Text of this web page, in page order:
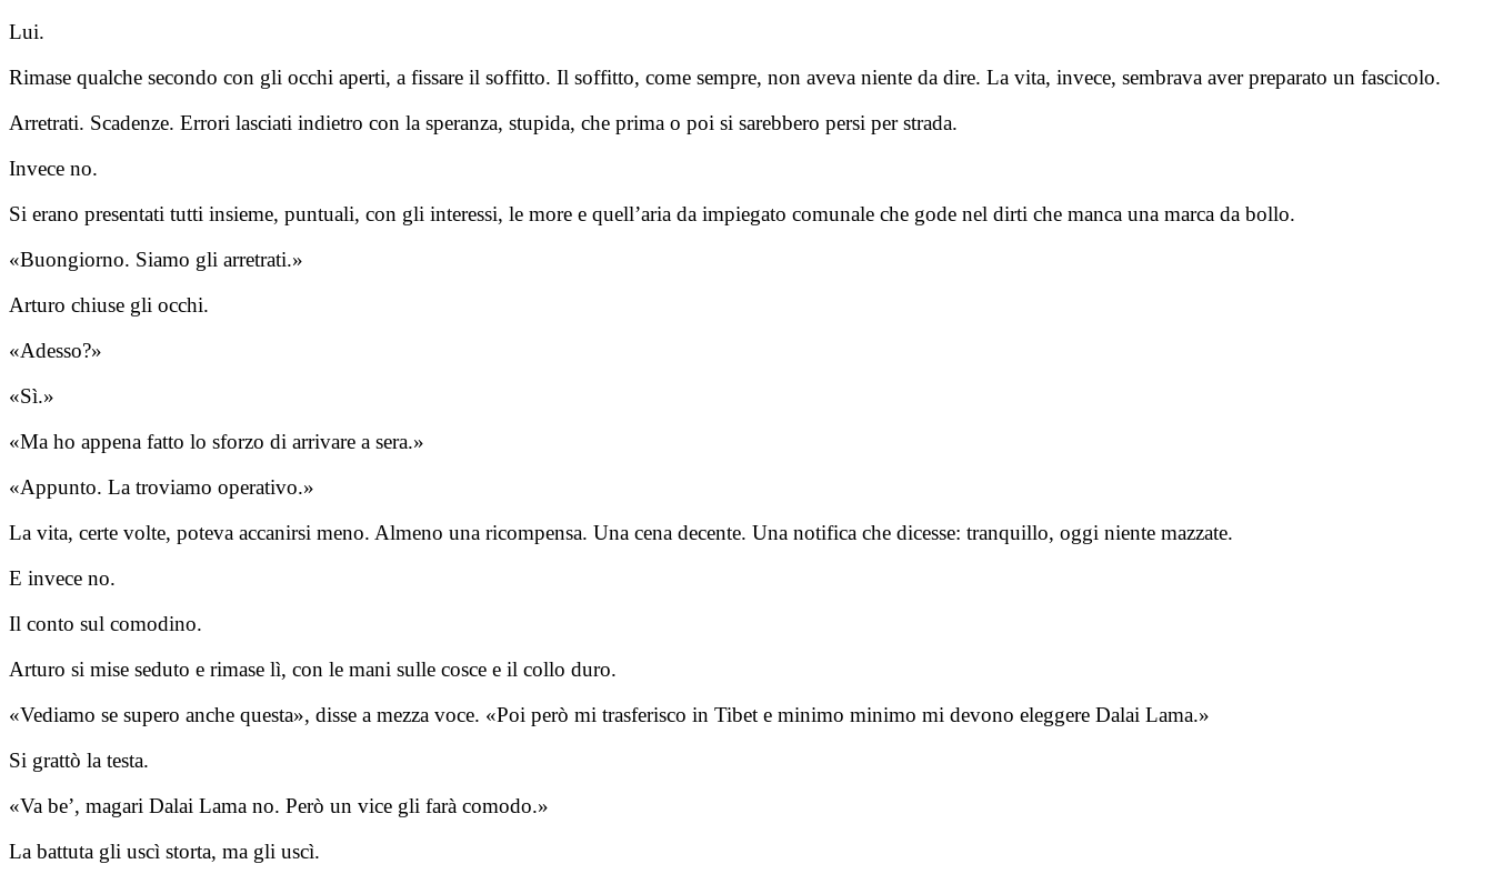
Lui.
Rimase qualche secondo con gli occhi aperti, a fissare il soffitto. Il soffitto, come sempre, non aveva niente da dire. La vita, invece, sembrava aver preparato un fascicolo.
Arretrati. Scadenze. Errori lasciati indietro con la speranza, stupida, che prima o poi si sarebbero persi per strada.
Invece no.
Si erano presentati tutti insieme, puntuali, con gli interessi, le more e quell’aria da impiegato comunale che gode nel dirti che manca una marca da bollo.
«Buongiorno. Siamo gli arretrati.»
Arturo chiuse gli occhi.
«Adesso?»
«Sì.»
«Ma ho appena fatto lo sforzo di arrivare a sera.»
«Appunto. La troviamo operativo.»
La vita, certe volte, poteva accanirsi meno. Almeno una ricompensa. Una cena decente. Una notifica che dicesse: tranquillo, oggi niente mazzate.
E invece no.
Il conto sul comodino.
Arturo si mise seduto e rimase lì, con le mani sulle cosce e il collo duro.
«Vediamo se supero anche questa», disse a mezza voce. «Poi però mi trasferisco in Tibet e minimo minimo mi devono eleggere Dalai Lama.»
Si grattò la testa.
«Va be’, magari Dalai Lama no. Però un vice gli farà comodo.»
La battuta gli uscì storta, ma gli uscì.